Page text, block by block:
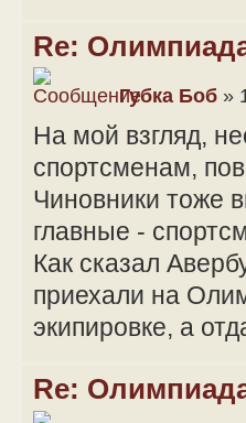
Re:
Губка Боб »
На мой взгляд,
спортсменам,
Чиновники тоже
главные -
Как сказал
приехали на
экипировке, а
Re: